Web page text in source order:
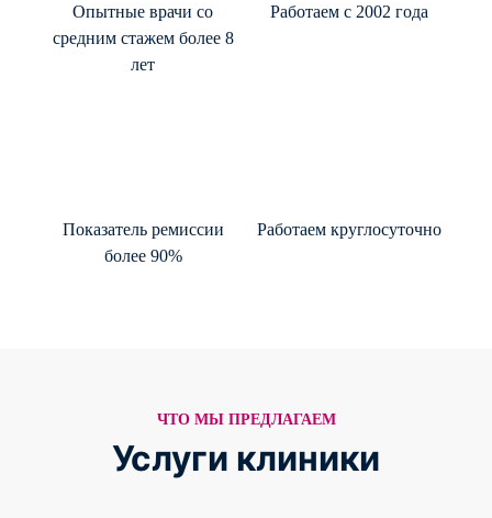
Опытные врачи со
средним стажем более 8
лет
Работаем с 2002 года
Показатель ремиссии
более 90%
Работаем круглосуточно
ЧТО МЫ ПРЕДЛАГАЕМ
Услуги клиники